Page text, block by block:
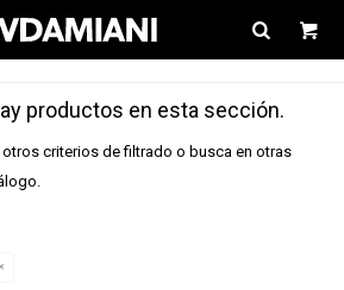
productos en esta sección.
criterios de filtrado o busca en otras